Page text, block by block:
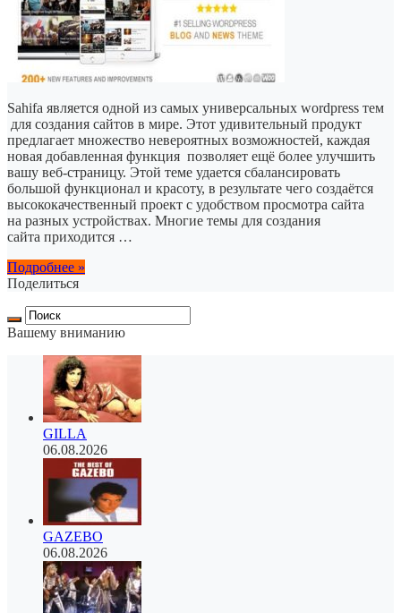
Sahifa является одной из самых универсальных wordpress тем
для создания сайтов в мире. Этот удивительный продукт
предлагает множество невероятных возможностей, каждая
новая добавленная функция позволяет ещё более улучшить
вашу веб-страницу. Этой теме удается сбалансировать
большой функционал и красоту, в результате чего создаётся
высококачественный проект с удобством просмотра сайта
на разных устройствах. Многие темы для создания
сайта приходится …
Подробнее »
Поделиться
Вашему вниманию
GILLA
06.08.2026
GAZEBO
06.08.2026